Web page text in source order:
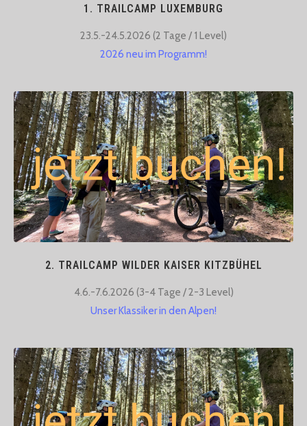
1. TRAILCAMP LUXEMBURG
23.5.-24.5.2026 (2 Tage / 1 Level)​
2026 neu im Programm!
2. TRAILCAMP WILDER KAISER KITZBÜHEL
4.6.-7.6.2026 (3-4 Tage / 2-3 Level)
Unser Klassiker in den Alpen!